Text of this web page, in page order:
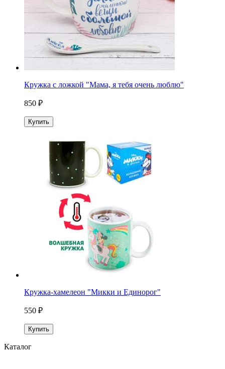
Кружка с ложкой "Мама, я тебя очень люблю"
850 ₽
Купить
Кружка-хамелеон "Микки и Единорог"
550 ₽
Купить
Каталог